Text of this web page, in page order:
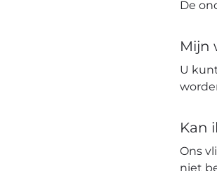
De
Mijn
U
Kan
Ons
niet